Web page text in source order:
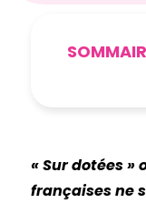
« Sur dotées »
françaises ne